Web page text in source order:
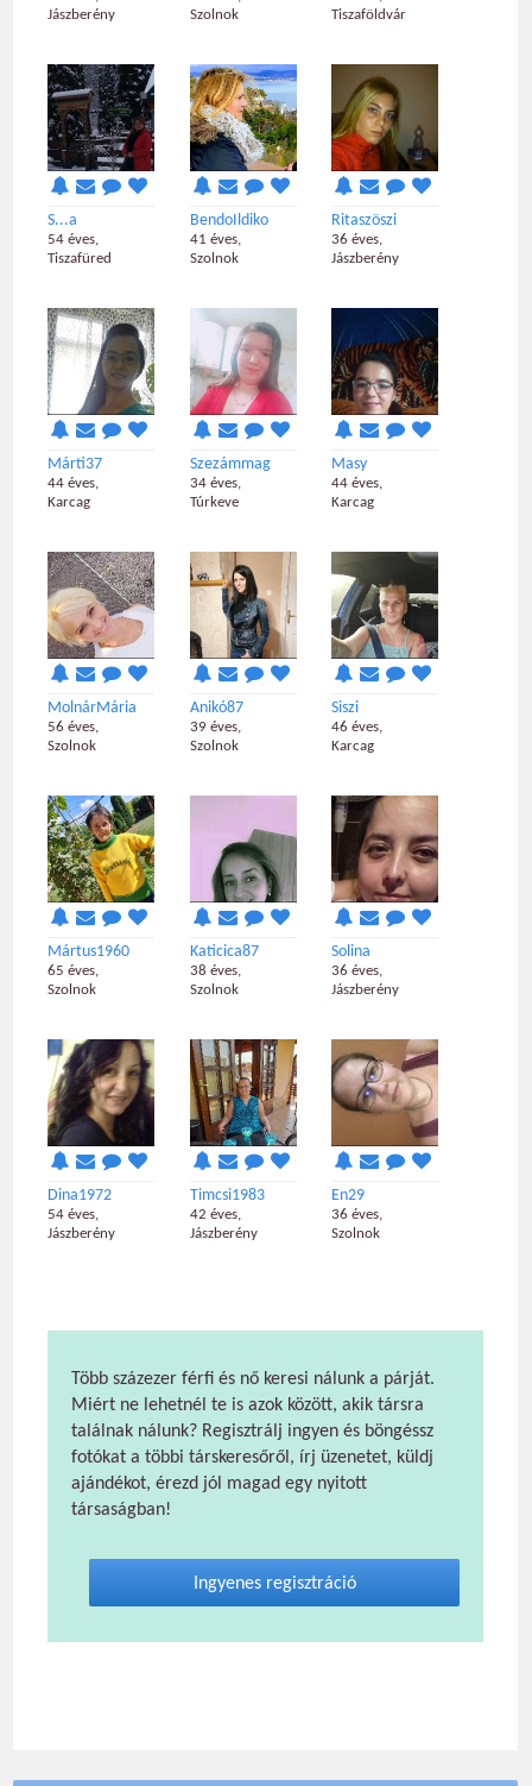
Jászberény
Szolnok
Tiszaföldvár
S...a
54 éves,
Tiszafüred
BendoIldiko
41 éves,
Szolnok
Ritaszöszi
36 éves,
Jászberény
Márti37
44 éves,
Karcag
Szezámmag
34 éves,
Túrkeve
Masy
44 éves,
Karcag
MolnárMária
56 éves,
Szolnok
Anikó87
39 éves,
Szolnok
Siszi
46 éves,
Karcag
Mártus1960
65 éves,
Szolnok
Katicica87
38 éves,
Szolnok
Solina
36 éves,
Jászberény
Dina1972
54 éves,
Jászberény
Timcsi1983
42 éves,
Jászberény
En29
36 éves,
Szolnok
Több százezer férfi és nő keresi nálunk a párját.
Miért ne lehetnél te is azok között, akik társra
találnak nálunk? Regisztrálj ingyen és böngéssz
fotókat a többi társkeresőről, írj üzenetet, küldj
ajándékot, érezd jól magad egy nyitott
társaságban!
Ingyenes regisztráció